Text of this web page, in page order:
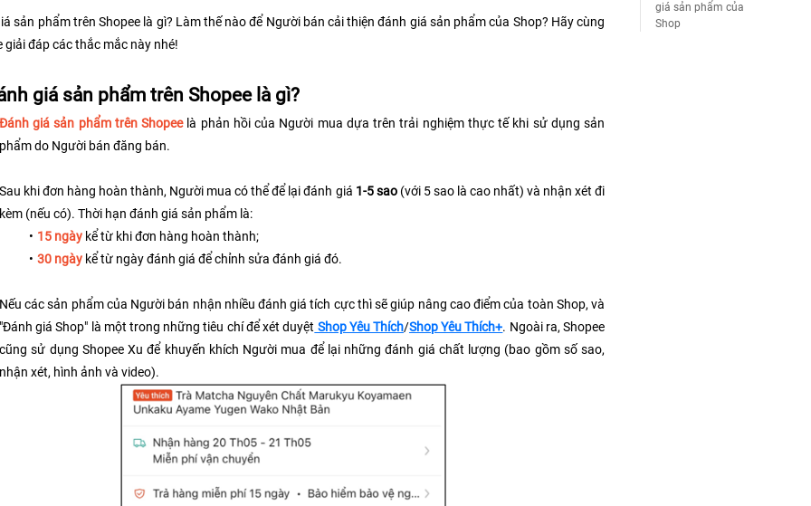
sản phẩm trên Shopee là gì? Làm thế nào để Người bán cải thiện đánh giá sản phẩm của Shop? Hãy cùng
giải đáp các thắc mắc này nhé!
giá sản phẩm trên Shopee là gì?
Đánh giá sản phẩm trên Shopee là phản hồi của Người mua dựa trên trải nghiệm thực tế khi sử dụng sản
phẩm do Người bán đăng bán.
Sau khi đơn hàng hoàn thành, Người mua có thể để lại đánh giá 1-5 sao (với 5 sao là cao nhất) và nhận xét đi
kèm (nếu có). Thời hạn đánh giá sản phẩm là:
15 ngày kể từ khi đơn hàng hoàn thành;
30 ngày kể từ ngày đánh giá để chỉnh sửa đánh giá đó.
Nếu các sản phẩm của Người bán nhận nhiều đánh giá tích cực thì sẽ giúp nâng cao điểm của toàn Shop, và
"Đánh giá Shop" là một trong những tiêu chí để xét duyệt Shop Yêu Thích/Shop Yêu Thích+. Ngoài ra, Shopee
cũng sử dụng Shopee Xu để khuyến khích Người mua để lại những đánh giá chất lượng (bao gồm số sao,
nhận xét, hình ảnh và video).
giá sản phẩm của
Shop